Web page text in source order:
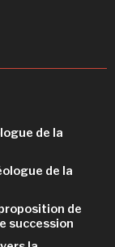
de la
de la
de
succession